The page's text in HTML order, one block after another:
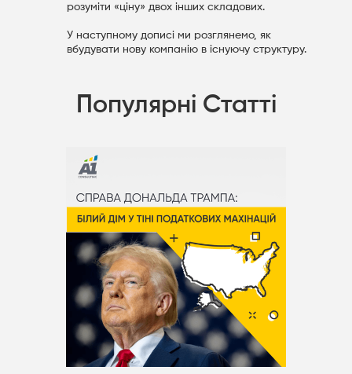
розуміти «ціну» двох інших складових.
У наступному дописі ми розглянемо, як
вбудувати нову компанію в існуючу структуру.
Популярні Статті